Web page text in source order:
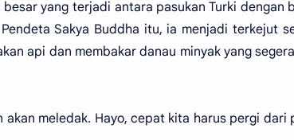
yang terjadi antara pasukan Turki dengan
Sakya Buddha itu, ia menjadi terkejut
api dan membakar danau minyak yang
akan meledak. Hayo, cepat kita harus pergi dari